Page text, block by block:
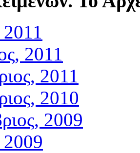
2011
2011
2010
2009